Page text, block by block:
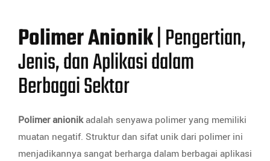
Polimer Anionik| Pengertian,
Jenis, dan Aplikasi dalam
Berbagai Sektor
Polimer anionikadalah senyawa polimer yang memiliki
muatan negatif. Struktur dan sifat unik dari polimer ini
menjadikannya sangat berharga dalam berbagai aplikasi